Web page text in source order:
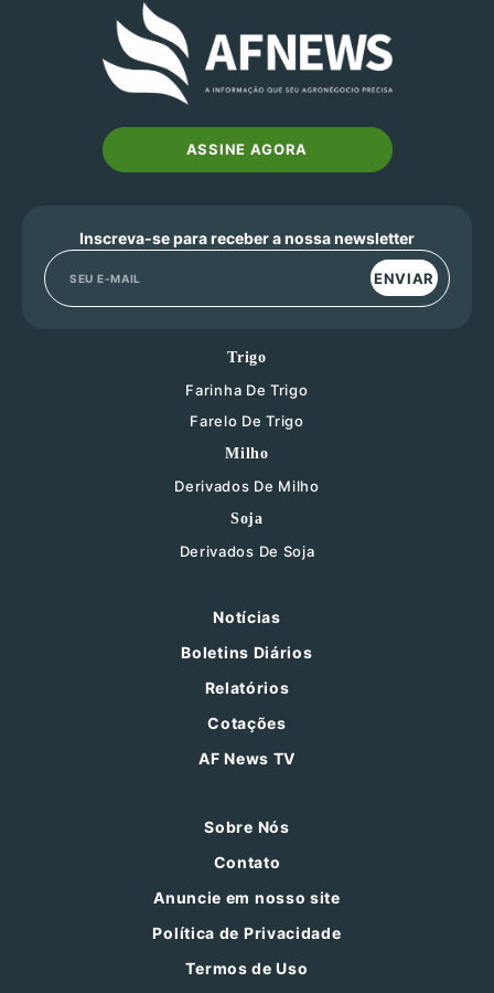
ASSINE AGORA
Inscreva-se para receber a nossa newsletter
ENVIAR
Trigo
Farinha De Trigo
Farelo De Trigo
Milho
Derivados De Milho
Soja
Derivados De Soja
Notícias
Boletins Diários
Relatórios
Cotações
AF News TV
Sobre Nós
Contato
Anuncie em nosso site
Política de Privacidade
Termos de Uso